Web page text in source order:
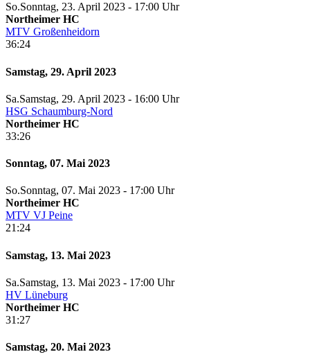
So.Sonntag, 23. April 2023 - 17:00 Uhr
Northeimer HC
MTV Großenheidorn
36:24
Samstag, 29. April 2023
Sa.Samstag, 29. April 2023 - 16:00 Uhr
HSG Schaumburg-Nord
Northeimer HC
33:26
Sonntag, 07. Mai 2023
So.Sonntag, 07. Mai 2023 - 17:00 Uhr
Northeimer HC
MTV VJ Peine
21:24
Samstag, 13. Mai 2023
Sa.Samstag, 13. Mai 2023 - 17:00 Uhr
HV Lüneburg
Northeimer HC
31:27
Samstag, 20. Mai 2023